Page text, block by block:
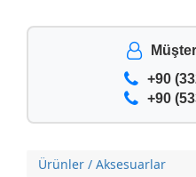
+90
+90
Ürünler / Aksesuarlar